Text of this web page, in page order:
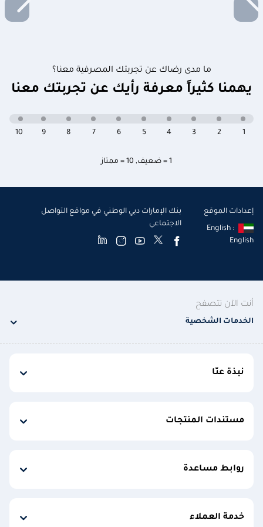
ما مدى رضاك عن تجربتك المصرفية معنا؟
يهمنا كثيراً معرفة رأيك عن تجربتك معنا
1 = ضعيف , 10 = ممتاز
10 9 8 7 6 5 4 3 2 1
إعدادات الموقع
English :
English
بنك الإمارات دبي الوطني في مواقع التواصل
الاجتماعي
أنت الآن تتصفح
الخدمات الشخصية
نبذة عنّا
مستندات المنتجات
روابط مساعدة
خدمة العملاء